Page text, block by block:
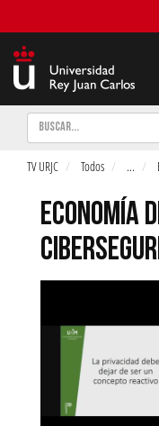
Buscar
TV URJC Todos ...
ECONOMÍA